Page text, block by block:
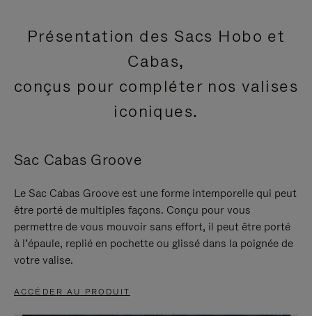
Présentation des Sacs Hobo et
Cabas,
conçus pour compléter nos valises
iconiques.
Sac Cabas Groove
Le Sac Cabas Groove est une forme intemporelle qui peut
être porté de multiples façons. Conçu pour vous
permettre de vous mouvoir sans effort, il peut être porté
à l’épaule, replié en pochette ou glissé dans la poignée de
votre valise.
ACCÉDER AU PRODUIT